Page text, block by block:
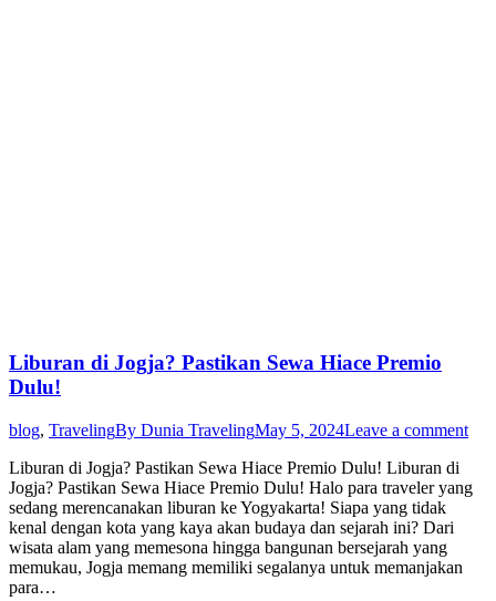
Liburan di Jogja? Pastikan Sewa Hiace Premio
Dulu!
blog, TravelingBy Dunia TravelingMay 5, 2024Leave a comment
Liburan di Jogja? Pastikan Sewa Hiace Premio Dulu! Liburan di
Jogja? Pastikan Sewa Hiace Premio Dulu! Halo para traveler yang
sedang merencanakan liburan ke Yogyakarta! Siapa yang tidak
kenal dengan kota yang kaya akan budaya dan sejarah ini? Dari
wisata alam yang memesona hingga bangunan bersejarah yang
memukau, Jogja memang memiliki segalanya untuk memanjakan
para…